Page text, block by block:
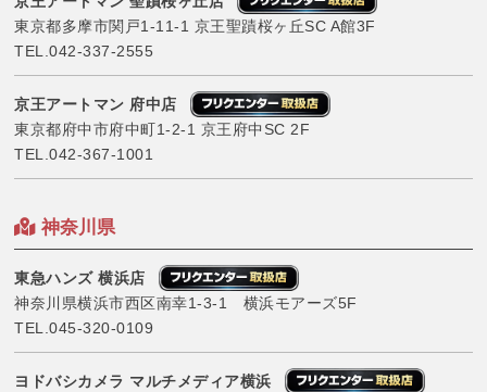
東京都多摩市関戸1-11-1 京王聖蹟桜ヶ丘SC A館3F
TEL.042-337-2555
京王アートマン 府中店
東京都府中市府中町1-2-1 京王府中SC 2F
TEL.042-367-1001
神奈川県
東急ハンズ 横浜店
神奈川県横浜市西区南幸1-3-1 横浜モアーズ5F
TEL.045-320-0109
ヨドバシカメラ マルチメディア横浜